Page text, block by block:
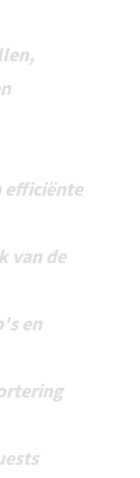
efficiënte
van de
en